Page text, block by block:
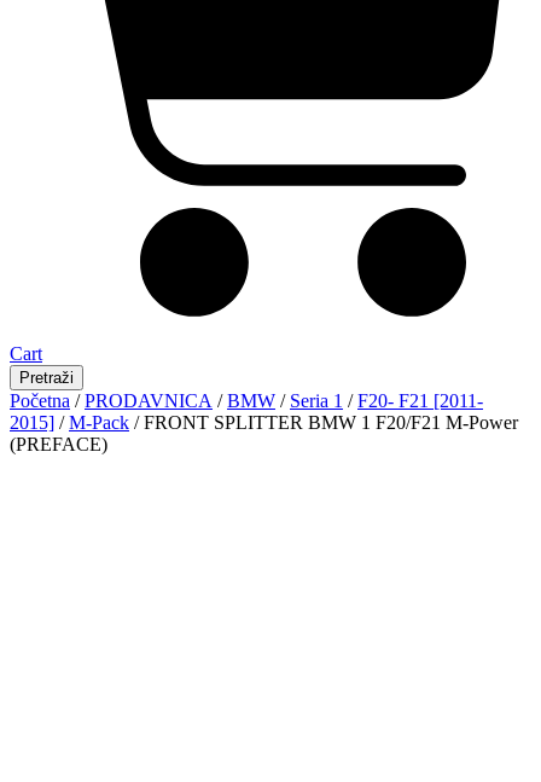
Cart
Pretraži
Početna /PRODAVNICA /BMW / Seria 1 /F20- F21 [2011-
2015] /M-Pack / FRONT SPLITTER BMW 1 F20/F21 M-Power
(PREFACE)